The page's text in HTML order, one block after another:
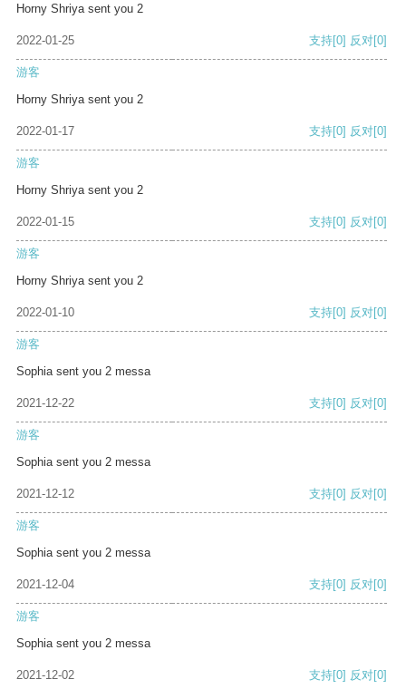
Horny Shriya sent you 2
2022-01-25 支持[0] 反对[0]
游客
Horny Shriya sent you 2
2022-01-17 支持[0] 反对[0]
游客
Horny Shriya sent you 2
2022-01-15 支持[0] 反对[0]
游客
Horny Shriya sent you 2
2022-01-10 支持[0] 反对[0]
游客
Sophia sent you 2 messa
2021-12-22 支持[0] 反对[0]
游客
Sophia sent you 2 messa
2021-12-12 支持[0] 反对[0]
游客
Sophia sent you 2 messa
2021-12-04 支持[0] 反对[0]
游客
Sophia sent you 2 messa
2021-12-02 支持[0] 反对[0]